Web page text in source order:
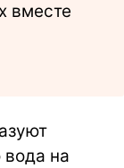
вместе
вода на